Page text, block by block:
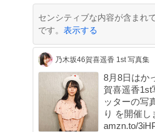
センシティブな内容が含まれ
です。 表示する
8月8日はか
賀喜遥香1st
ッターの写
り を開催します❤️
amzn.to/